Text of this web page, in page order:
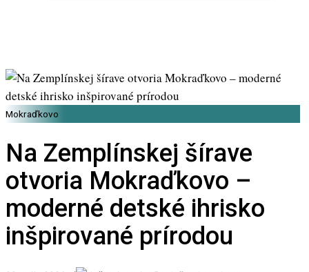
Mokraďkovo
Na Zemplínskej šírave
otvoria Mokraďkovo –
moderné detské ihrisko
inšpirované prírodou